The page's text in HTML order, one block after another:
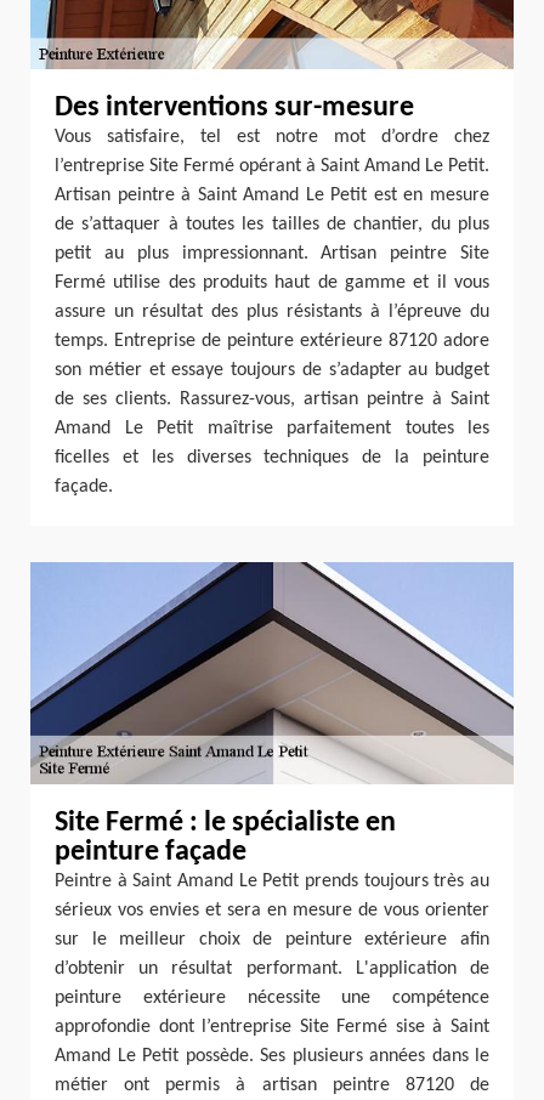
Des interventions sur-mesure
Vous satisfaire, tel est notre mot d’ordre chez
l’entreprise Site Fermé opérant à Saint Amand Le Petit.
Artisan peintre à Saint Amand Le Petit est en mesure
de s’attaquer à toutes les tailles de chantier, du plus
petit au plus impressionnant. Artisan peintre Site
Fermé utilise des produits haut de gamme et il vous
assure un résultat des plus résistants à l’épreuve du
temps. Entreprise de peinture extérieure 87120 adore
son métier et essaye toujours de s’adapter au budget
de ses clients. Rassurez-vous, artisan peintre à Saint
Amand Le Petit maîtrise parfaitement toutes les
ficelles et les diverses techniques de la peinture
façade.
Site Fermé : le spécialiste en
peinture façade
Peintre à Saint Amand Le Petit prends toujours très au
sérieux vos envies et sera en mesure de vous orienter
sur le meilleur choix de peinture extérieure afin
d’obtenir un résultat performant. L'application de
peinture extérieure nécessite une compétence
approfondie dont l’entreprise Site Fermé sise à Saint
Amand Le Petit possède. Ses plusieurs années dans le
métier ont permis à artisan peintre 87120 de